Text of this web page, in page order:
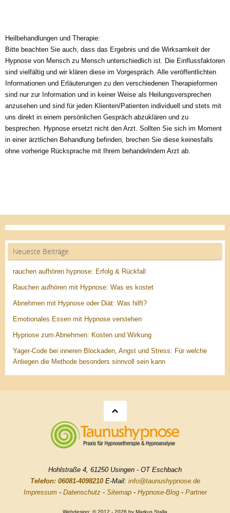
Heilbehandlungen und Therapie:
Bitte beachten Sie auch, dass das Ergebnis und die Wirksamkeit der
Hypnose von Mensch zu Mensch unterschiedlich ist. Die Einflussfaktoren
sind vielfältig und wir klären diese im Vorgespräch. Alle veröffentlichten
Informationen und Erläuterungen zu den verschiedenen Therapieformen
sind nur zur Information und in keiner Weise als Heilungsversprechen
anzusehen und sind für jeden Klienten/Patienten individuell und stets mit
uns direkt in einem persönlichen Gespräch abzuklären und zu
besprechen. Hypnose ersetzt nicht den Arzt. Sollten Sie sich im Moment
in einer ärztlichen Behandlung befinden, brechen Sie diese keinesfalls
ohne vorherige Rücksprache mit Ihrem behandelndem Arzt ab.
Neueste Beiträge
rauchen aufhören hypnose: Erfolg & Rückfall
Rauchen aufhören mit Hypnose: Was es kostet
Abnehmen mit Hypnose oder Diät: Was hilft?
Emotionales Essen mit Hypnose verstehen
Hypnose zum Abnehmen: Kosten und Wirkung
Yager-Code bei inneren Blockaden, Angst und Stress: Für welche
Anliegen die Methode besonders sinnvoll sein kann
Hohlstraße 4, 61250 Usingen - OT Eschbach
Telefon: 06081-4098210E-Mail: info@taunushypnose.de
Impressum- Datenschutz- Sitemap- Hypnose-Blog- Partner
Webdesign: © 2012 - 2026 by Markus Stalla